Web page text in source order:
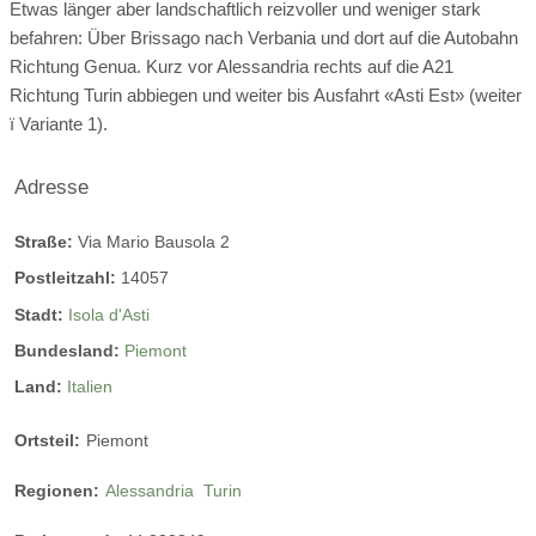
Telefon, Safe, WC, Haartrockner, Sitzecke und Schreibtisch
Suite A/C Sunstar Hotel Piemont
Etwas länger aber landschaftlich reizvoller und weniger stark
befahren: Über Brissago nach Verbania und dort auf die Autobahn
Richtung Genua. Kurz vor Alessandria rechts auf die A21
Richtung Turin abbiegen und weiter bis Ausfahrt «Asti Est» (weiter
ï Variante 1).
Adresse
Straße: Via Mario Bausola 2
Postleitzahl: 14057
Stadt: Isola d'Asti
Bundesland: Piemont
Land: Italien
Ortsteil: Piemont
Regionen: Alessandria Turin